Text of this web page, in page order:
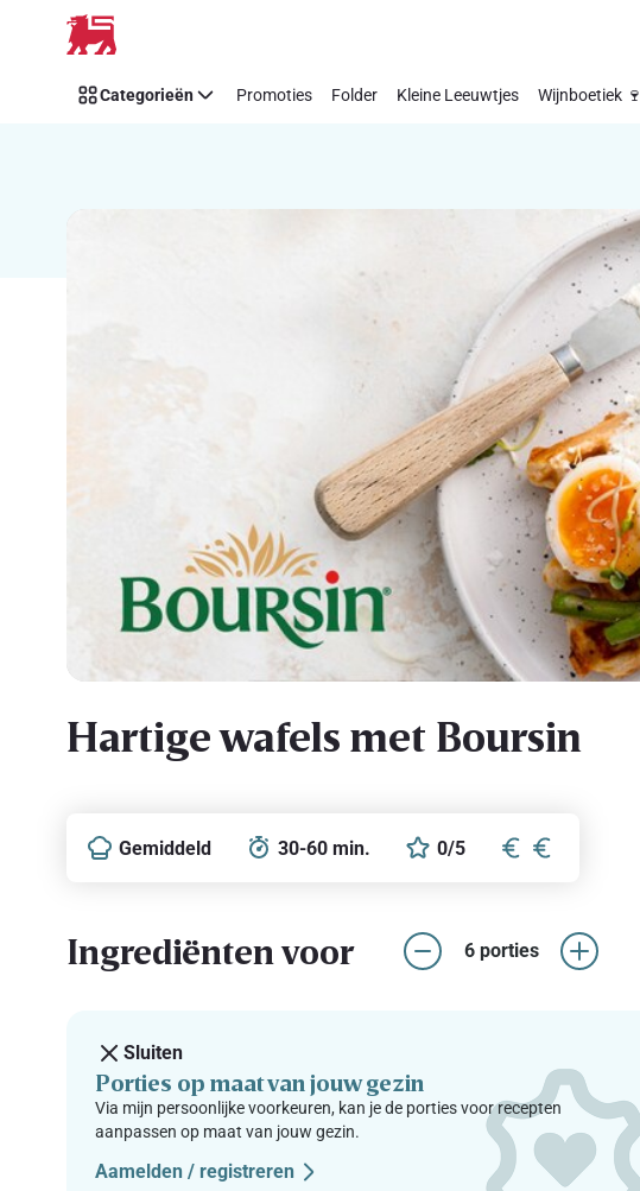
Overslaan
Categorieën Promoties Folder Kleine Leeuwtjes Wijnboetiek 🍷
Hartige wafels met Boursin
Gemiddeld 30-60 min. 0/5
Ingrediënten voor 6 porties
Sluiten
Porties op maat van jouw gezin
Via mijn persoonlijke voorkeuren, kan je de porties voor recepten
aanpassen op maat van jouw gezin.
Aamelden / registreren